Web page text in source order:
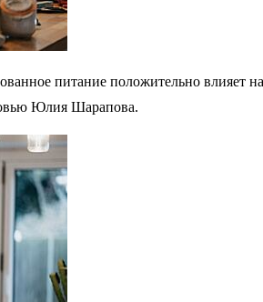
питание положительно влияет
Юлия Шарапова.